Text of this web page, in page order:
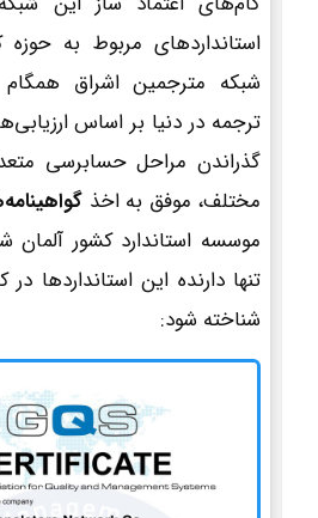
استانداردهای مربوط به
شبکه مترجمین اشراق
ترجمه در دنیا بر اساس
گذراندن مراحل حسابرسی
مختلف، موفق به اخذ
موسسه استاندارد کشور آلمان
تنها دارنده این استانداردها
شناخته شود: